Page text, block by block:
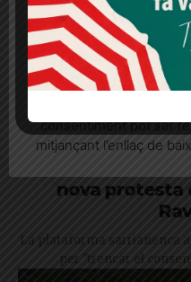
nova protesta
La plataforma sarrianenca
per "trencar el
Més informació
Quan l’usuari crea un
seu consentiment
consentiment pot ser
mitjançant l’enllaç de